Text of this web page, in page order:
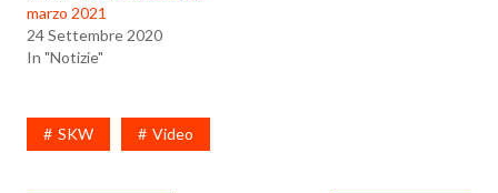
marzo 2021
24 Settembre 2020
In "Notizie"
SKW Video